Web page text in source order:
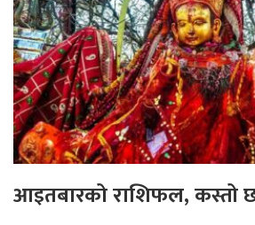
आइतबारको राशिफल, कस्तो